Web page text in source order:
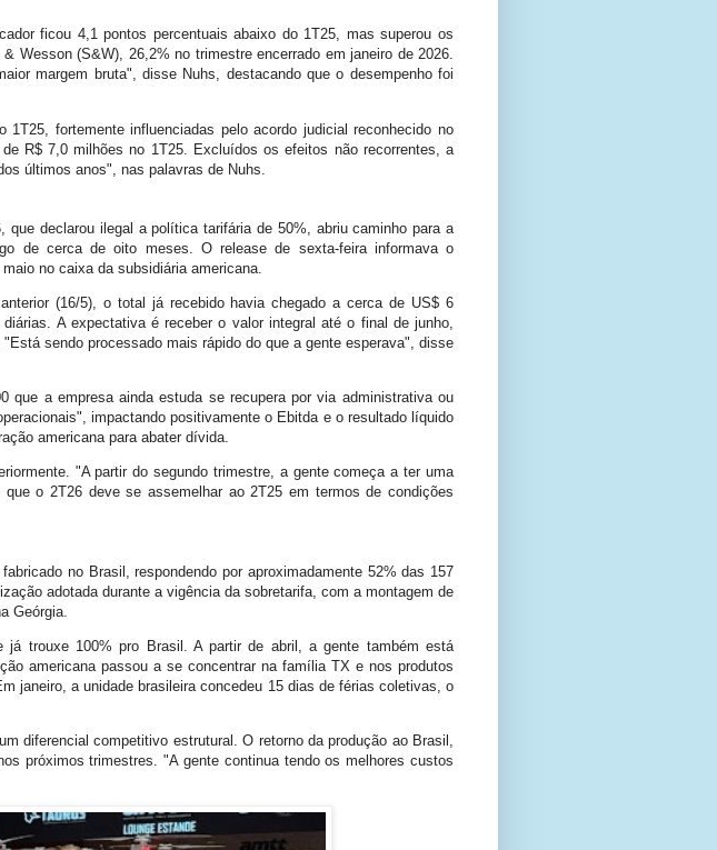
ficou 4,1 pontos percentuais abaixo do 1T25, mas superou os
Wesson (S&W), 26,2% no trimestre encerrado em janeiro de 2026.
margem bruta", disse Nuhs, destacando que o desempenho foi
fortemente influenciadas pelo acordo judicial reconhecido no
R$ 7,0 milhões no 1T25. Excluídos os efeitos não recorrentes, a
últimos anos", nas palavras de Nuhs.
declarou ilegal a política tarifária de 50%, abriu caminho para a
de cerca de oito meses. O release de sexta-feira informava o
no caixa da subsidiária americana.
(16/5), o total já recebido havia chegado a cerca de US$ 6
A expectativa é receber o valor integral até o final de junho,
sendo processado mais rápido do que a gente esperava", disse
que a empresa ainda estuda se recupera por via administrativa ou
impactando positivamente o Ebitda e o resultado líquido
americana para abater dívida.
"A partir do segundo trimestre, a gente começa a ter uma
o 2T26 deve se assemelhar ao 2T25 em termos de condições
no Brasil, respondendo por aproximadamente 52% das 157
adotada durante a vigência da sobretarifa, com a montagem de
Geórgia.
trouxe 100% pro Brasil. A partir de abril, a gente também está
americana passou a se concentrar na família TX e nos produtos
janeiro, a unidade brasileira concedeu 15 dias de férias coletivas, o
diferencial competitivo estrutural. O retorno da produção ao Brasil,
próximos trimestres. "A gente continua tendo os melhores custos